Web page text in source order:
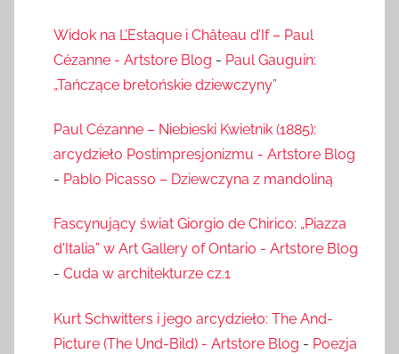
Widok na L’Estaque i Château d’If – Paul
Cézanne - Artstore Blog - Paul Gauguin:
„Tańczące bretońskie dziewczyny”
Paul Cézanne – Niebieski Kwietnik (1885):
arcydzieło Postimpresjonizmu - Artstore Blog
- Pablo Picasso – Dziewczyna z mandoliną
Fascynujący świat Giorgio de Chirico: „Piazza
d'Italia” w Art Gallery of Ontario - Artstore Blog
- Cuda w architekturze cz.1
Kurt Schwitters i jego arcydzieło: The And-
Picture (The Und-Bild) - Artstore Blog - Poezja